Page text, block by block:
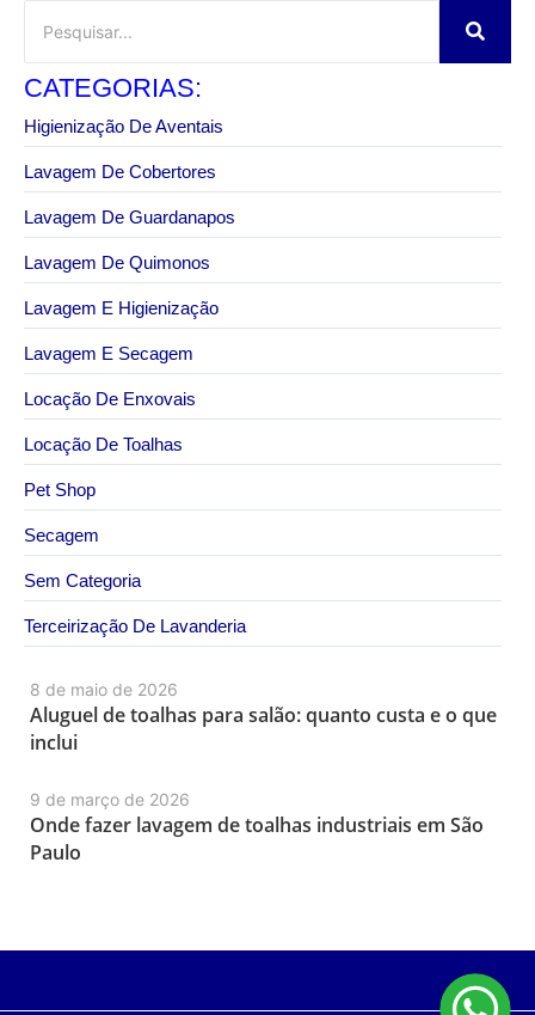
8 de maio de 2026
Aluguel de toalhas para salão: quanto custa e o que
inclui
9 de março de 2026
Onde fazer lavagem de toalhas industriais em São
Paulo
CATEGORIAS:
Higienização De Aventais
Lavagem De Cobertores
Lavagem De Guardanapos
Lavagem De Quimonos
Lavagem E Higienização
Lavagem E Secagem
Locação De Enxovais
Locação De Toalhas
Pet Shop
Secagem
Sem Categoria
Terceirização De Lavanderia